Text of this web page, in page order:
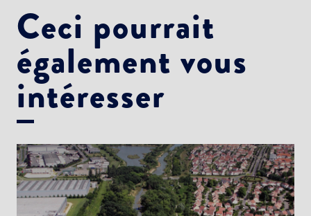
Ceci pourrait
également vous
intéresser